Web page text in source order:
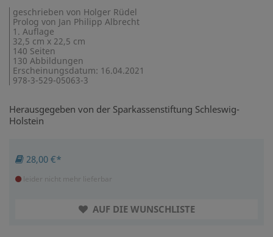
geschrieben von Holger Rüdel
Prolog von Jan Philipp Albrecht
1. Auflage
32,5 cm x 22,5 cm
140 Seiten
130 Abbildungen
Erscheinungsdatum: 16.04.2021
978-3-529-05063-3
Herausgegeben von der Sparkassenstiftung Schleswig-
Holstein
28,00 €*
leider nicht mehr lieferbar
AUF DIE WUNSCHLISTE